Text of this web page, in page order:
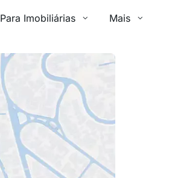
Para Imobiliárias Mais